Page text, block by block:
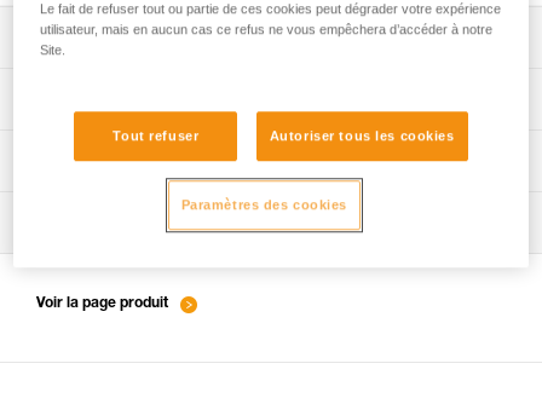
Télécharger la notice technique (PDF)
Procédure de vérification EPI
Fiche de suivi EPI
Voir la page produit
Le fait de refuser tout ou partie de ces cookies peut dégrader votre expérience
utilisateur, mais en aucun cas ce refus ne vous empêchera d’accéder à notre
Site.
Tout refuser Autoriser tous les cookies
Paramètres des cookies